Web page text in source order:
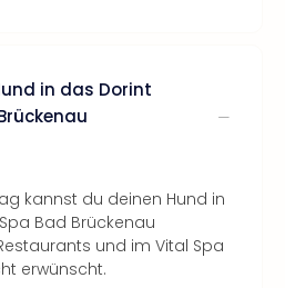
in das Dorint
kannst du deinen Hund in
Bad Brückenau
und im Vital Spa
erwünscht.